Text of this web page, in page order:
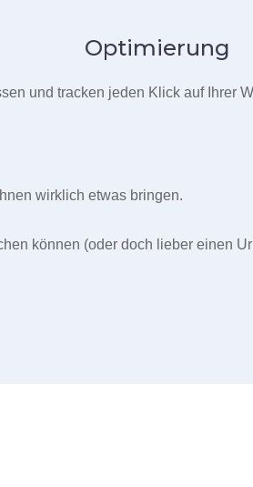
Optimierung
und tracken jeden Klick auf Ihrer
wirklich etwas bringen.
können (oder doch lieber einen